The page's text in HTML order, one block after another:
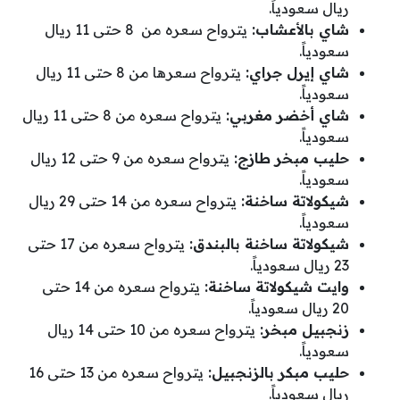
ريال سعودياً.
شاي بالأعشاب:
يترواح سعره من 8 حتى 11 ريال
سعودياً.
شاي إيرل جراي:
يترواح سعرها من 8 حتى 11 ريال
سعودياً.
شاي أخضر مغربي:
يترواح سعره من 8 حتى 11 ريال
سعودياً.
حليب مبخر طازج:
يترواح سعره من 9 حتى 12 ريال
سعودياً.
شيكولاتة ساخنة:
يترواح سعره من 14 حتى 29 ريال
سعودياً.
شيكولاتة ساخنة بالبندق:
يترواح سعره من 17 حتى
23 ريال سعودياً.
وايت شيكولاتة ساخنة:
يترواح سعره من 14 حتى
20 ريال سعودياً.
زنجبيل مبخر:
يترواح سعره من 10 حتى 14 ريال
سعودياً.
حليب مبكر بالزنجبيل:
يترواح سعره من 13 حتى 16
ريال سعودياً.